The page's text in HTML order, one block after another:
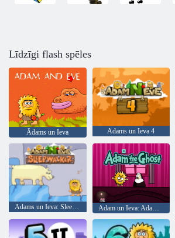
Līdzīgi flash spēles
Ādams un Ieva Adams un Ieva 4
Adams un Ieva: Sleepwalker Adam un Ieva: Adam Gars